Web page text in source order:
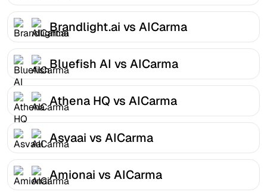
Brandlight.ai vs AICarma
Bluefish AI vs AICarma
Athena HQ vs AICarma
Asvaai vs AICarma
Amionai vs AICarma